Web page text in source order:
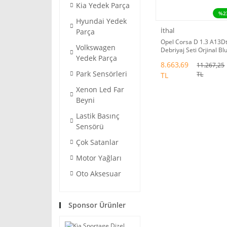
Kia Yedek Parça
Hyundai Yedek
Parça
Volkswagen
Yedek Parça
Park Sensörleri
Xenon Led Far
Beyni
Lastik Basınç
Sensörü
Çok Satanlar
Motor Yağları
Oto Aksesuar
Sponsor Ürünler
İthal
Opel Corsa D 1.3
Debriyaj Seti Orjinal
8.663,69
TL
11.267,25
TL